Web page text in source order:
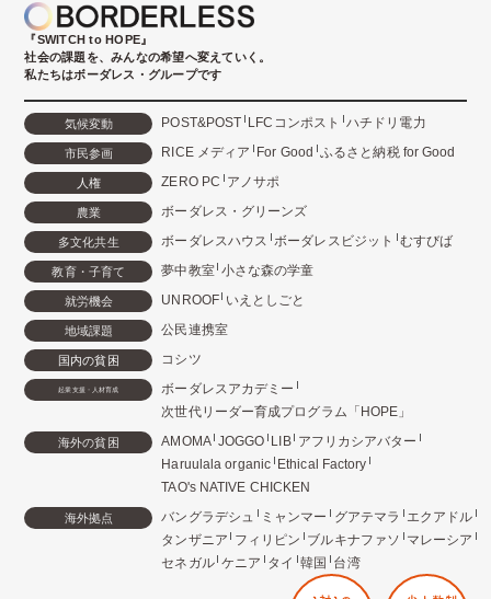
『SWITCH to HOPE』
社会の課題を、みんなの希望へ変えていく。
私たちはボーダレス・グループです
気候変動 POST&POST LFCコンポスト ハチドリ電力
市民参画 RICE メディア For Good ふるさと納税 for Good
人権 ZERO PC アノサポ
農業 ボーダレス・グリーンズ
多文化共生 ボーダレスハウス ボーダレスビジット むすびば
教育・子育て 夢中教室 小さな森の学童
就労機会 UNROOF いえとしごと
地域課題 公民連携室
国内の貧困 コシツ
起業支援・人材育成
ボーダレスアカデミー
次世代リーダー育成プログラム「HOPE」
海外の貧困 AMOMA JOGGO LIB アフリカシアバター
Haruulala organic Ethical Factory
TAO's NATIVE CHICKEN
海外拠点 バングラデシュ ミャンマー グアテマラ
エクアドル
タンザニア フィリピン ブルキナファソ マレーシア
セネガル ケニア タイ 韓国 台湾